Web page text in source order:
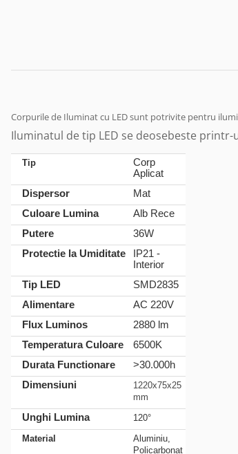
Corpurile de Iluminat cu LED sunt potrivite pentru
Iluminatul de tip LED se deosebeste
Tip
Corp
Aplicat
Dispersor
Mat
Culoare Lumina
Alb Rece
Putere
36W
Protectie la Umiditate
IP21 -
Interior
Tip LED
SMD2835
Alimentare
AC 220V
Flux Luminos
2880 lm
Temperatura Culoare
6500K
Durata Functionare
>30.000h
Dimensiuni
1220x75x25
mm
Unghi Lumina
120°
Material
Aluminiu,
Policarbonat